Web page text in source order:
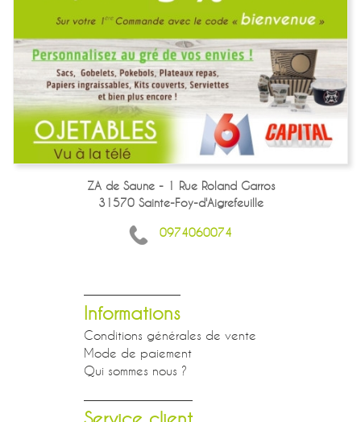
ZA de Saune - 1 Rue Roland Garros
31570 Sainte-Foy-d'Aigrefeuille
0974060074
Informations
Conditions générales de vente
Mode de paiement
Qui sommes nous ?